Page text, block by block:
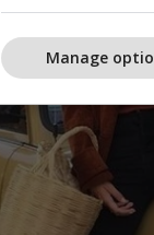
Manage